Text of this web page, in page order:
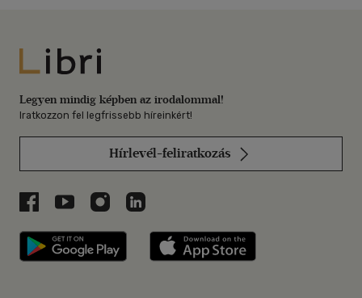
Libri
Legyen mindig képben az irodalommal!
Iratkozzon fel legfrissebb híreinkért!
Hírlevél-feliratkozás
Libri a Facebookon
Libri a Youtube-on
Libri az Instagramon
Libri a LinkedInen
Libri applikáció Szerezd meg: Google